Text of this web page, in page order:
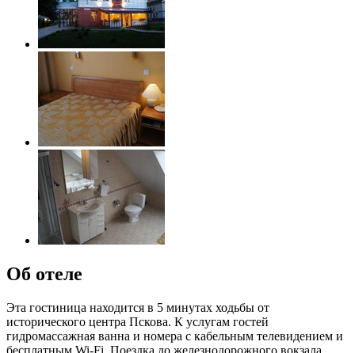
Об отеле
Эта гостиница находится в 5 минутах ходьбы от
исторического центра Пскова. К услугам гостей
гидромассажная ванна и номера с кабельным телевидением и
бесплатным Wi-Fi. Поездка до железнодорожного вокзала